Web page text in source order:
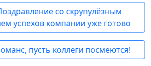
со скрупулёзным
успехов компании уже готово
пусть коллеги посмеются!